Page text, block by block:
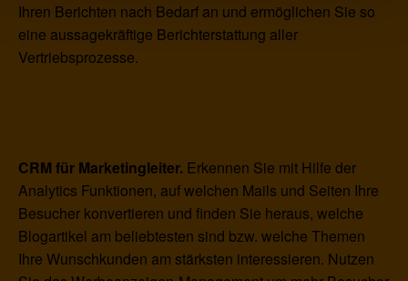
Ihren Berichten nach Bedarf an und ermöglichen Sie so
eine aussagekräftige Berichterstattung aller
Vertriebsprozesse.
CRM für Marketingleiter. Erkennen Sie mit Hilfe der
Analytics Funktionen, auf welchen Mails und Seiten Ihre
Besucher konvertieren und finden Sie heraus, welche
Blogartikel am beliebtesten sind bzw. welche Themen
Ihre Wunschkunden am stärksten interessieren. Nutzen